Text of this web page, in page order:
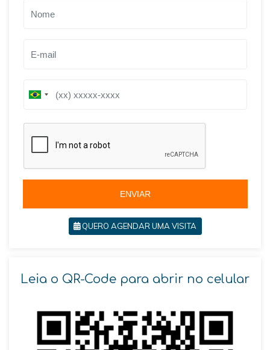
B
i
l
ENVIAR
QUERO AGENDAR UMA VISITA
Leia o QR-Code para abrir no celular